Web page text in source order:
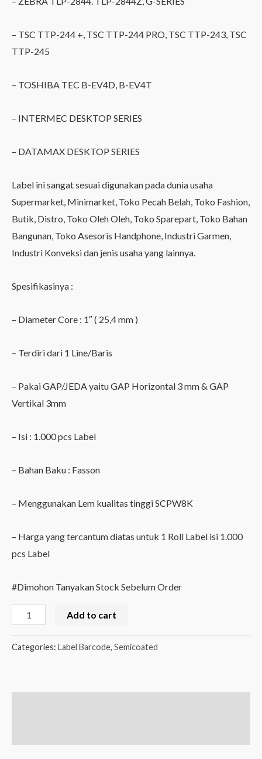
– TSC TTP-244 +, TSC TTP-244 PRO, TSC TTP-243, TSC
TTP-245
– TOSHIBA TEC B-EV4D, B-EV4T
– INTERMEC DESKTOP SERIES
– DATAMAX DESKTOP SERIES
Label ini sangat sesuai digunakan pada dunia usaha
Supermarket, Minimarket, Toko Pecah Belah, Toko Fashion,
Butik, Distro, Toko Oleh Oleh, Toko Sparepart, Toko Bahan
Bangunan, Toko Asesoris Handphone, Industri Garmen,
Industri Konveksi dan jenis usaha yang lainnya.
Spesifikasinya :
– Diameter Core : 1″ ( 25,4 mm )
– Terdiri dari 1 Line/Baris
– Pakai GAP/JEDA yaitu GAP Horizontal 3 mm & GAP
Vertikal 3mm
– Isi : 1.000 pcs Label
– Bahan Baku : Fasson
– Menggunakan Lem kualitas tinggi SCPW8K
– Harga yang tercantum diatas untuk 1 Roll Label isi 1.000
pcs Label
#Dimohon Tanyakan Stock Sebelum Order
Label
100mm
Add to cart
Categories: Label Barcode, Semicoated